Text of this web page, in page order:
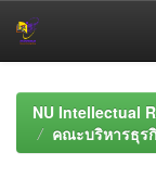
navigationNU Intellectual
คณะบริหารธุร